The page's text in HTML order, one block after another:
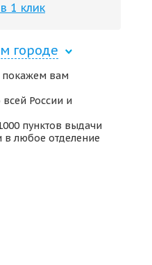
1 клик
городе
вам
России и
пунктов выдачи
в любое отделение